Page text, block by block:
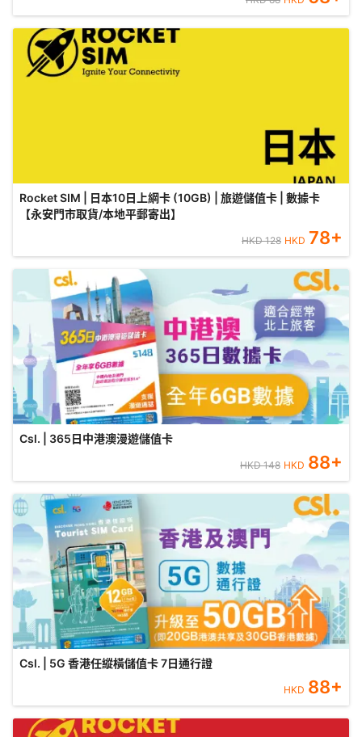
Rocket SIM | 日本10日上網卡 (10GB) | 旅遊儲值卡 | 數據卡
【永安門市取貨/本地平郵寄出】
HKD128 HKD 78+
Csl. | 365日中港澳漫遊儲值卡
HKD148 HKD 88+
Csl. | 5G 香港任縱橫儲值卡 7日通行證
HKD 88+